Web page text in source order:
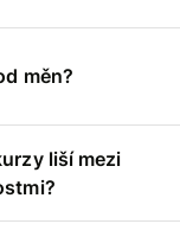
měn?
liší mezi